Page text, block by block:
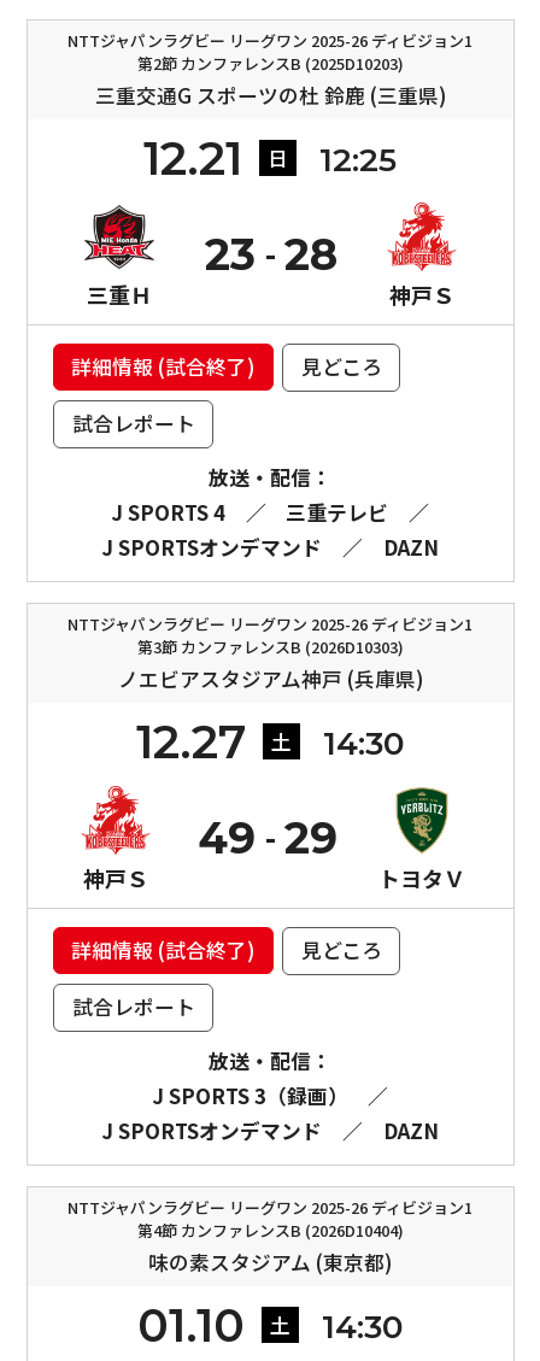
NTTジャパンラグビー リーグワン 2025-26 ディビジョン1
第2節 カンファレンスB (2025D10203)
三重交通G スポーツの杜 鈴鹿 (三重県)
12.21 日 12:25
三重Ｈ
23
神戸Ｓ
28
詳細情報 (試合終了)
見どころ
試合レポート
放送・配信：
J SPORTS 4
／ 三重テレビ
／
J SPORTSオンデマンド
／ DAZN
NTTジャパンラグビー リーグワン 2025-26 ディビジョン1
第3節 カンファレンスB (2026D10303)
ノエビアスタジアム神戸 (兵庫県)
12.27 土 14:30
神戸Ｓ
49
トヨタＶ
29
詳細情報 (試合終了)
見どころ
試合レポート
放送・配信：
J SPORTS 3（録画）
／
J SPORTSオンデマンド
／ DAZN
NTTジャパンラグビー リーグワン 2025-26 ディビジョン1
第4節 カンファレンスB (2026D10404)
味の素スタジアム (東京都)
01.10 土 14:30